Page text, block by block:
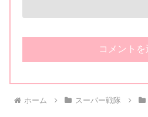
ホーム スーパー戦隊